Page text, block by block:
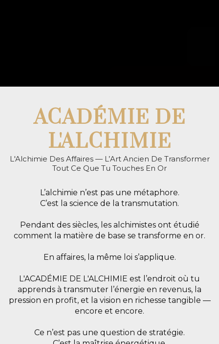
ACADÉMIE DE
L'ALCHIMIE
L'Alchimie Des Affaires — L’Art Ancien De Transformer
Tout Ce Que Tu Touches En Or
L’alchimie n’est pas une métaphore.
C’est la science de la transmutation.
Pendant des siècles, les alchimistes ont étudié
comment la matière de base se transforme en or.
En affaires, la même loi s’applique.
L'ACADÉMIE DE L'ALCHIMIE est l’endroit où tu
apprends à transmuter l’énergie en revenus, la
pression en profit, et la vision en richesse tangible —
encore et encore.
Ce n’est pas une question de stratégie.